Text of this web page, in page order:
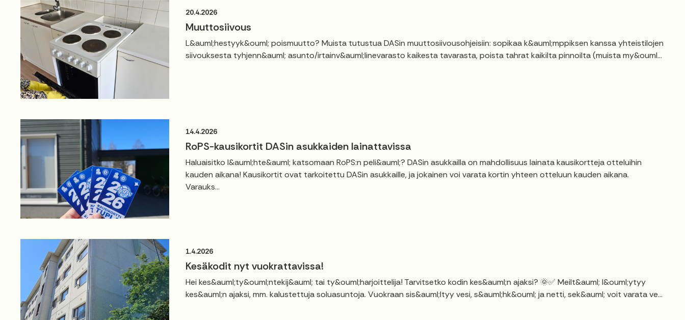
20.4.2026
Muuttosiivous
L&auml;hestyyk&ouml; poismuutto? Muista tutustua DASin muuttosiivousohjeisiin: sopikaa k&auml;mppiksen kanssa yhteistilojen
siivouksesta tyhjenn&auml; asunto/irtainv&auml;linevarasto kaikesta tavarasta, poista tahrat kaikilta pinnoilta (muista my&ouml...
14.4.2026
RoPS-kausikortit DASin asukkaiden lainattavissa
Haluaisitko l&auml;hte&auml; katsomaan RoPS:n peli&auml;? DASin asukkailla on mahdollisuus lainata kausikortteja otteluihin
kauden aikana! Kausikortit ovat tarkoitettu DASin asukkaille, ja jokainen voi varata kortin yhteen otteluun kauden aikana.
Varauks...
1.4.2026
Kesäkodit nyt vuokrattavissa!
Hei kes&auml;ty&ouml;ntekij&auml; tai ty&ouml;harjoittelija! Tarvitsetko kodin kes&auml;n ajaksi? 🌞✅ Meilt&auml; l&ouml;ytyy
kes&auml;n ajaksi, mm. kalustettuja soluasuntoja. Vuokraan sis&auml;ltyy vesi, s&auml;hk&ouml; ja netti, sek&auml; voit varata ve...